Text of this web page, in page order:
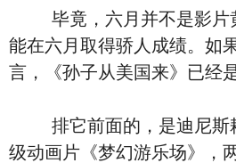
毕竟，六月并不是影片
能在六月取得骄人成绩。如
言，《孙子从美国来》已经
排它前面的，是迪尼斯
级动画片《梦幻游乐场》，